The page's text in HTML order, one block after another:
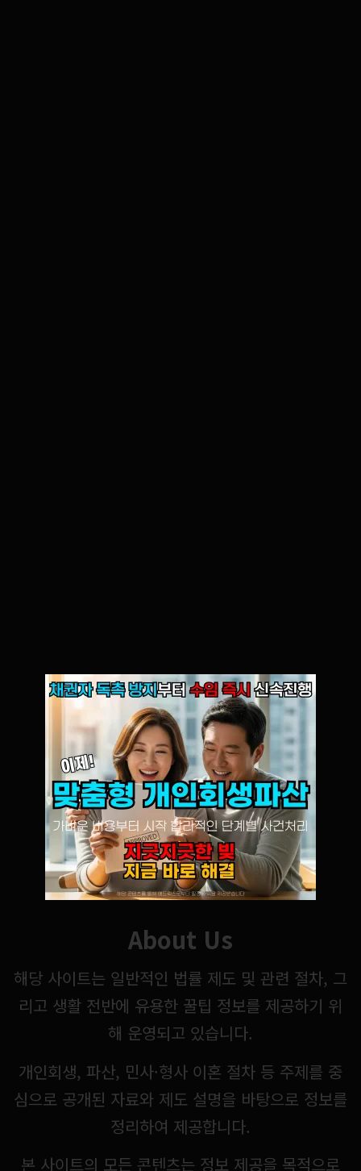
About Us
해당 사이트는 일반적인 법률 제도 및 관련 절차, 그
리고 생활 전반에 유용한 꿀팁 정보를 제공하기 위
해 운영되고 있습니다.
개인회생, 파산, 민사·형사 이혼 절차 등 주제를 중
심으로 공개된 자료와 제도 설명을 바탕으로 정보를
정리하여 제공합니다.
본 사이트의 모든 콘텐츠는 정보 제공을 목적으로